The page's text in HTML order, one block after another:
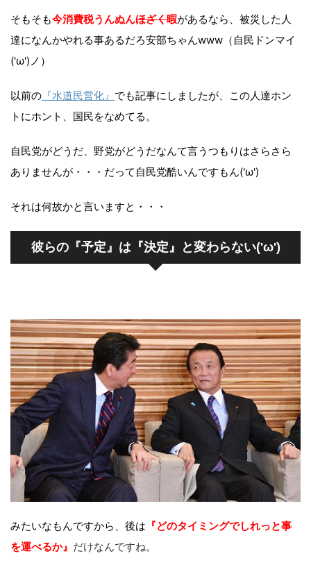
そもそも今消費税うんぬんほざく暇があるなら、被災した人
達になんかやれる事あるだろ安部ちゃんwww（自民ドンマイ
('ω')ノ）
以前の 『水道民営化』 でも記事にしましたが、この人達ホン
トにホント、国民をなめてる。
自民党がどうだ、野党がどうだなんて言うつもりはさらさら
ありませんが・・・だって自民党酷いんですもん('ω')
それは何故かと言いますと・・・
彼らの『予定』は『決定』と変わらない('ω')
みたいなもんですから、後は 『どのタイミングでしれっと事
を運べるか』 だけなんですね。